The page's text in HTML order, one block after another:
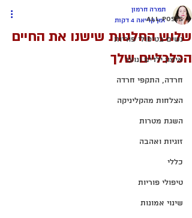
All Posts
נשים בטיפולי פוריות
אימון ילדים ונוער
חרדה, התקפי חרדה
הצלחות מהקליניקה
השגת מטרות
זוגיות ואהבה
כללי
טיפולי פוריות
שינוי אמונות
שלוש החלטות שישנו את החיים
הכלכליים שלך
תמרה חרמון
זמן קריאה 4 דקות